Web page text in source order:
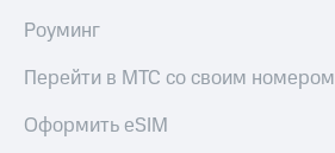
Роуминг
Перейти в МТС со своим номером
Оформить eSIM